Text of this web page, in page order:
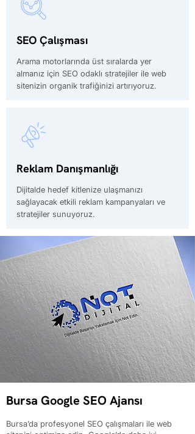
SEO Çalışması
Arama motorlarında üst sıralarda yer
almanız için SEO odaklı stratejiler ile web
sitenizin organik trafiğinizi artırıyoruz.
Reklam Danışmanlığı
Dijitalde hedef kitlenize ulaşmanızı
sağlayacak etkili reklam kampanyaları ve
stratejiler sunuyoruz.
Bursa Google SEO Ajansı
Bursa’da profesyonel SEO çalışmaları ile web